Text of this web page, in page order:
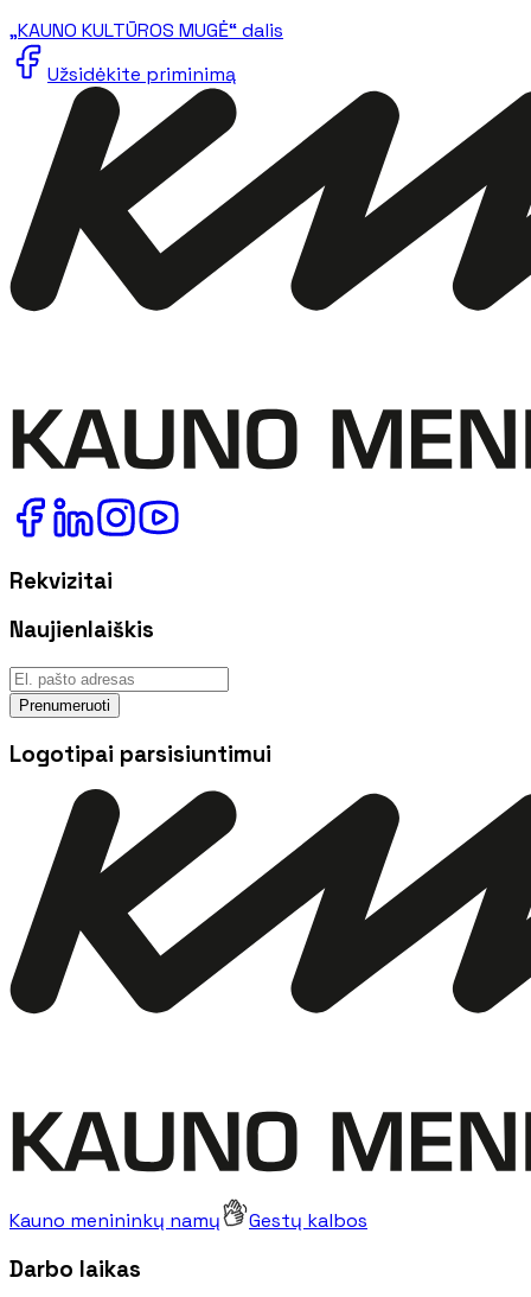
„KAUNO KULTŪROS MUGĖ“ dalis
Užsidėkite priminimą
Rekvizitai
Naujienlaiškis
Prenumeruoti
Logotipai parsisiuntimui
Kauno menininkų namų Gestų kalbos
Darbo laikas